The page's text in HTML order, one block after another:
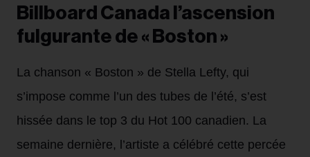
Billboard Canada l’ascension
fulgurante de « Boston »
La chanson « Boston » de Stella Lefty, qui
s’impose comme l’un des tubes de l’été, s’est
hissée dans le top 3 du Hot 100 canadien. La
semaine dernière, l’artiste a célébré cette percée